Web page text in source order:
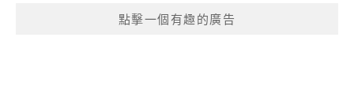
點擊一個有趣的廣告